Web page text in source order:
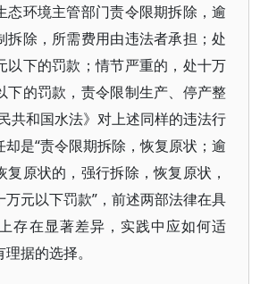
态环境主管部门责令限期拆除，逾
拆除，所需费用由违法者承担；处
以下的罚款；情节严重的，处十万
下的罚款，责令限制生产、停产整
共和国水法》对上述同样的违法行
是“责令限期拆除，恢复原状；逾
复原状的，强行拆除，恢复原状，
元以下罚款”，前述两部法律在具
存在显著差异，实践中应如何适
据的选择。